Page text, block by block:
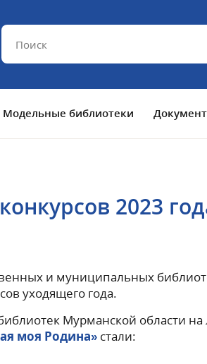
Модельные библиотеки
2023
и муниципальных
уходящего года.
Мурманской области
моя Родина» стали: